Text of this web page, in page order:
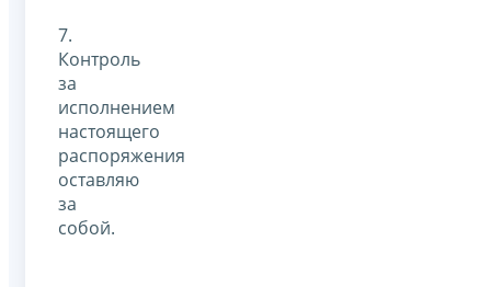
7.
Контроль
за
исполнением
настоящего
распоряжения
оставляю
за
собой.